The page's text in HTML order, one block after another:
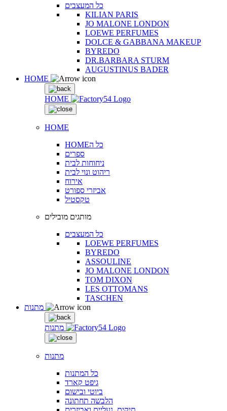
כל המעצבים
KILIAN PARIS
JO MALONE LONDON
LOEWE PERFUMES
DOLCE & GABBANA MAKEUP
BYREDO
DR.BARBARA STURM
AUGUSTINUS BADER
HOME
HOME
HOME
HOMEכל ה
ספרים
ניחוחות לבית
ריהוט ונוי לבית
אירוח
אביזרי ספורט
טקסטיל
מותגים מובילים
כל המעצבים
LOEWE PERFUMES
BYREDO
ASSOULINE
JO MALONE LONDON
TOM DIXON
LES OTTOMANS
TASCHEN
מתנות
מתנות
כל המתנות
גיפט קארד
ביוטי ובישום
הלבשה תחתונה